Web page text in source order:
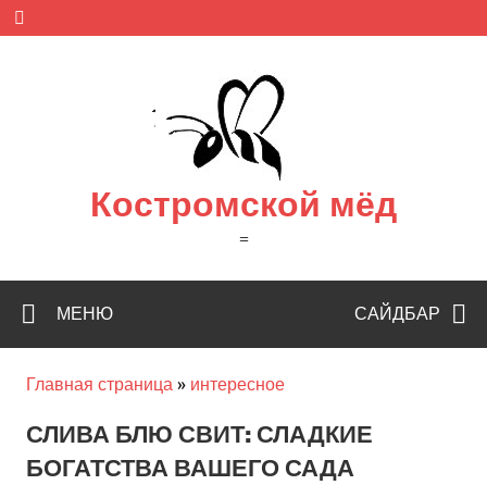
Skip
content
Костромской мёд
=
САЙДБАР
МЕНЮ
Главная страница » интересное
СЛИВА БЛЮ СВИТ: СЛАДКИЕ
БОГАТСТВА ВАШЕГО САДА